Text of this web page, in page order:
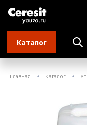
Каталог
Главная Каталог